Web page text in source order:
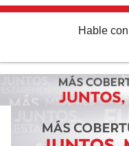
Hable con